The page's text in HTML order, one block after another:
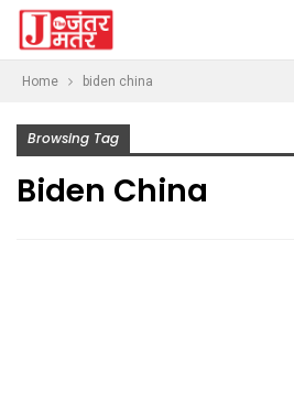
Home biden china
Browsing Tag
Biden China